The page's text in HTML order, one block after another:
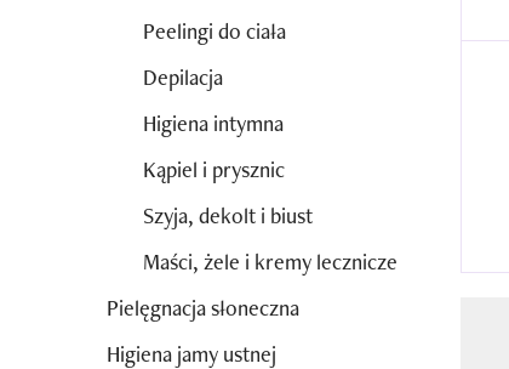
Peelingi do ciała
Depilacja
Higiena intymna
Kąpiel i prysznic
Szyja, dekolt i biust
Maści, żele i kremy lecznicze
Pielęgnacja słoneczna
Higiena jamy ustnej